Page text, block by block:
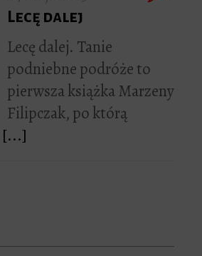
Lecę dalej
Lecę dalej. Tanie
podniebne podróże to
pierwsza książka Marzeny
Filipczak, po którą
[...]